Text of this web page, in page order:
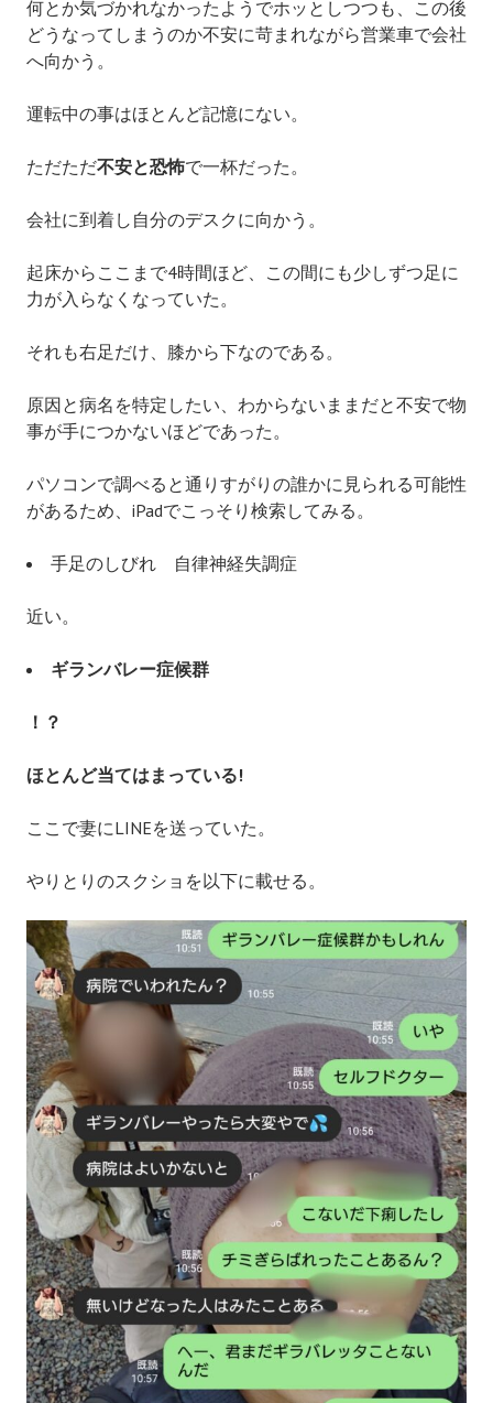
何とか気づかれなかったようでホッとしつつも、この後
どうなってしまうのか不安に苛まれながら営業車で会社
へ向かう。
運転中の事はほとんど記憶にない。
ただただ不安と恐怖で一杯だった。
会社に到着し自分のデスクに向かう。
起床からここまで4時間ほど、この間にも少しずつ足に
力が入らなくなっていた。
それも右足だけ、膝から下なのである。
原因と病名を特定したい、わからないままだと不安で物
事が手につかないほどであった。
パソコンで調べると通りすがりの誰かに見られる可能性
があるため、iPadでこっそり検索してみる。
手足のしびれ 自律神経失調症
近い。
ギランバレー症候群
！？
ほとんど当てはまっている!
ここで妻にLINEを送っていた。
やりとりのスクショを以下に載せる。